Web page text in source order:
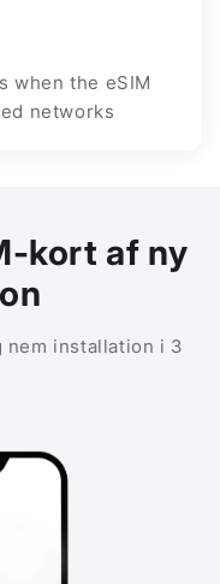
when the eSIM
networks
kort af ny
nem installation i 3